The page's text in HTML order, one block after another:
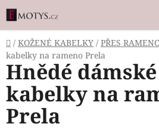
Přejít
na
obsah
Domů
/ KOŽENÉ KABELKY / PŘES
kabelky na rameno Prela
Hnědé
kabelky na
Prela